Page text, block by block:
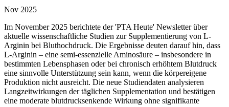
Nov 2025
Im November 2025 berichtete der 'PTA Heute' Newsletter über
aktuelle wissenschaftliche Studien zur Supplementierung von L-
Arginin bei Bluthochdruck. Die Ergebnisse deuten darauf hin, dass
L-Arginin – eine semi-essenzielle Aminosäure – insbesondere in
bestimmten Lebensphasen oder bei chronisch erhöhtem Blutdruck
eine sinnvolle Unterstützung sein kann, wenn die körpereigene
Produktion nicht ausreicht. Die neue Studiendaten analysieren
Langzeitwirkungen der täglichen Supplementation und bestätigen
eine moderate blutdrucksenkende Wirkung ohne signifikante